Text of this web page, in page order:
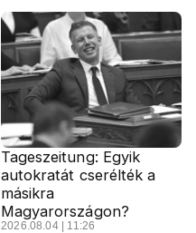
Tageszeitung: Egyik
autokratát cserélték a
másikra
Magyarországon?
2026.08.04 | 11:26